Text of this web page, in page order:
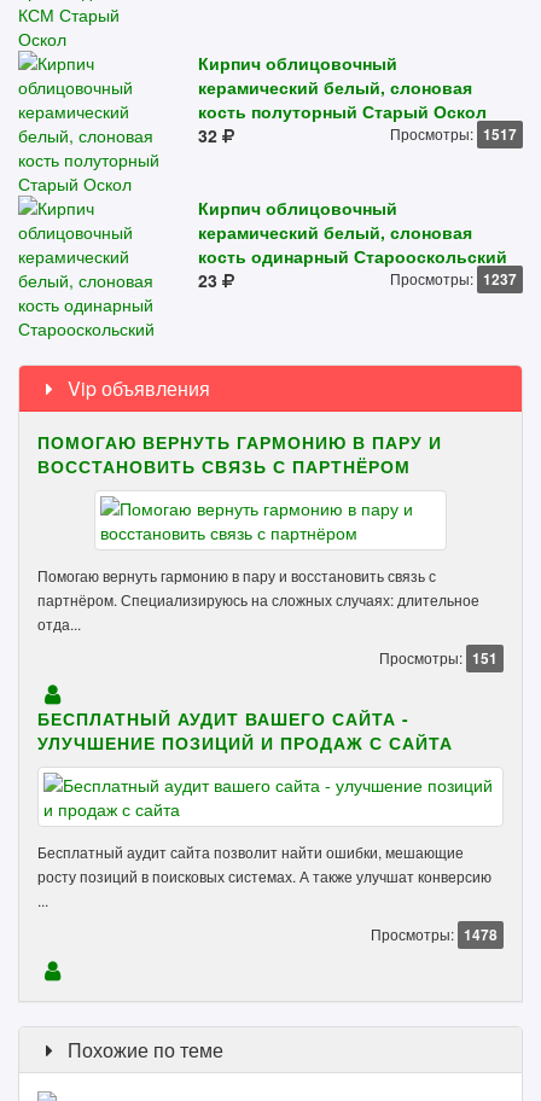
Кирпич облицовочный
керамический белый, слоновая
кость полуторный Старый Оскол
32
Просмотры: 1517
Кирпич облицовочный
керамический белый, слоновая
кость одинарный Старооскольский
23
Просмотры: 1237
Vip объявления
ПОМОГАЮ ВЕРНУТЬ ГАРМОНИЮ В ПАРУ И
ВОССТАНОВИТЬ СВЯЗЬ С ПАРТНЁРОМ
Помогаю вернуть гармонию в пару и восстановить связь с
партнёром. Специализируюсь на сложных случаях: длительное
отда...
Просмотры: 151
БЕСПЛАТНЫЙ АУДИТ ВАШЕГО САЙТА -
УЛУЧШЕНИЕ ПОЗИЦИЙ И ПРОДАЖ С САЙТА
Бесплатный аудит сайта позволит найти ошибки, мешающие
росту позиций в поисковых системах. А также улучшат конверсию
...
Просмотры: 1478
Похожие по теме